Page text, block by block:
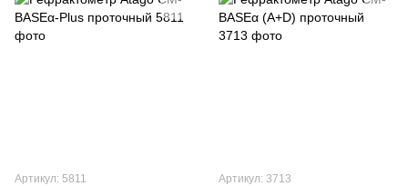
Артикул: 5811 Артикул: 3713